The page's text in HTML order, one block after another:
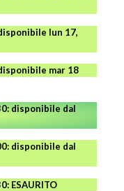
lun 17,
mar 18
disponibile dal
disponibile dal
ESAURITO